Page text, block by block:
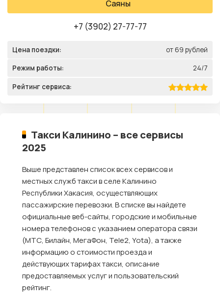
Саяны
+7 (3902) 27-77-77
Цена поездки: от 69 рублей
Режим работы: 24/7
Рейтинг сервиса:
Такси Калинино – все сервисы
2025
Выше представлен список всех сервисов и
местных служб такси в селе Калинино
Республики Хакасия, осуществляющих
пассажирские перевозки. В списке вы найдете
официальные веб-сайты, городские и мобильные
номера телефонов с указанием оператора связи
(МТС, Билайн, МегаФон, Tele2, Yota), а также
информацию о стоимости проезда и
действующих тарифах такси, описание
предоставляемых услуг и пользовательский
рейтинг.